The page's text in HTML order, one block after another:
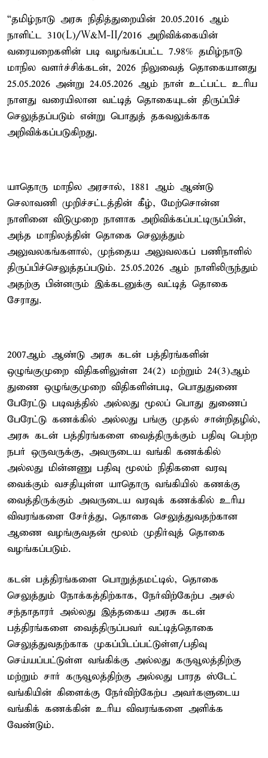
“தமிழ்நாடு அரசு நிதித்துறையின் 20.05.2016 ஆம்
நாளிட்ட 310(L)/W&M-II/2016 அறிவிக்கையின்
வரையறைகளின் படி வழங்கப்பட்ட 7.98% தமிழ்நாடு
மாநில வளர்ச்சிக்கடன், 2026 நிலுவைத் தொகையானது
25.05.2026 அன்று 24.05.2026 ஆம் நாள் உட்பட்ட உரிய
நாளது வரையிலான வட்டித் தொகையுடன் திருப்பிச்
செலுத்தப்படும் என்று பொதுத் தகவலுக்காக
அறிவிக்கப்படுகிறது.
யாதொரு மாநில அரசால், 1881 ஆம் ஆண்டு
செலாவணி முறிச்சட்டத்தின் கீழ், மேற்சொன்ன
நாளினை விடுமுறை நாளாக அறிவிக்கப்பட்டிருப்பின்,
அந்த மாநிலத்தின் தொகை செலுத்தும்
அலுவலகங்களால், முந்தைய அலுவலகப் பணிநாளில்
திருப்பிச்செலுத்தப்படும். 25.05.2026 ஆம் நாளிலிருந்தும்
அதற்கு பின்னரும் இக்கடனுக்கு வட்டித் தொகை
சேராது.
2007ஆம் ஆண்டு அரசு கடன் பத்திரங்களின்
ஒழுங்குமுறை விதிகளிலுள்ள 24(2) மற்றும் 24(3)ஆம்
துணை ஒழுங்குமுறை விதிகளின்படி, பொதுதுணை
பேரேட்டு படிவத்தில் அல்லது மூலப் பொது துணைப்
பேரேட்டு கணக்கில் அல்லது பங்கு முதல் சான்றிதழில்,
அரசு கடன் பத்திரங்களை வைத்திருக்கும் பதிவு பெற்ற
நபர் ஒருவருக்கு, அவருடைய வங்கி கணக்கில்
அல்லது மின்னணு பதிவு மூலம் நிதிகளை வரவு
வைக்கும் வசதியுள்ள யாதொரு வங்கியில் கணக்கு
வைத்திருக்கும் அவருடைய வரவுக் கணக்கில் உரிய
விவரங்களை சேர்த்து, தொகை செலுத்துவதற்கான
ஆணை வழங்குவதன் மூலம் முதிர்வுத் தொகை
வழங்கப்படும்.
கடன் பத்திரங்களை பொறுத்தமட்டில், தொகை
செலுத்தும் நோக்கத்திற்காக, நேர்விற்கேற்ப அசல்
சந்தாதாரர் அல்லது இத்தகைய அரசு கடன்
பத்திரங்களை வைத்திருப்பவர் வட்டித்தொகை
செலுத்துவதற்காக முகப்பிடப்பட்டுள்ள/பதிவு
செய்யப்பட்டுள்ள வங்கிக்கு அல்லது கருவூலத்திற்கு
மற்றும் சார் கருவூலத்திற்கு அல்லது பாரத ஸ்டேட்
வங்கியின் கிளைக்கு நேர்விற்கேற்ப அவர்களுடைய
வங்கிக் கணக்கின் உரிய விவரங்களை அளிக்க
வேண்டும்.